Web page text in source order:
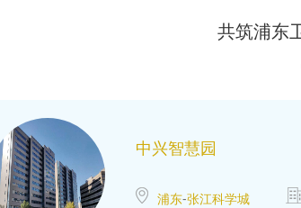
共筑浦东
中兴智慧园
浦东-张江科学城